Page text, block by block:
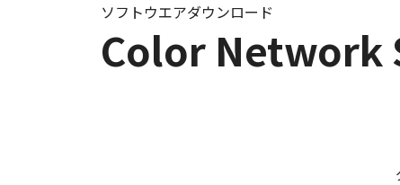
Color Network
ソフトウエアダウンロード